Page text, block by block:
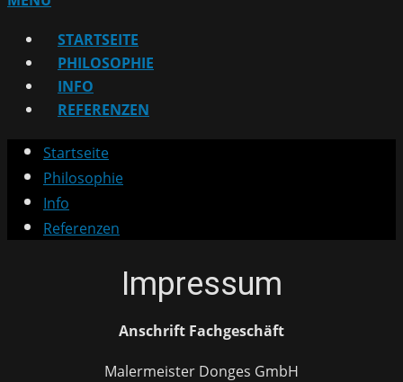
STARTSEITE
PHILOSOPHIE
INFO
REFERENZEN
Startseite
Philosophie
Info
Referenzen
Impressum
Anschrift Fachgeschäft
Malermeister Donges GmbH